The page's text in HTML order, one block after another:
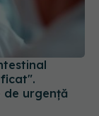
de urgență